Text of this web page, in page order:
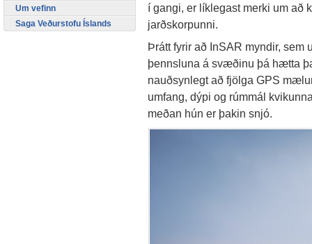
í gangi, er líklegast merki um að
jarðskorpunni.
Þrátt fyrir að InSAR myndir, sem
þennsluna á svæðinu þá hætta
nauðsynlegt að fjölga GPS
umfang, dýpi og rúmmál
meðan hún er þakin snjó.
Um vefinn
Saga Veðurstofu Íslands